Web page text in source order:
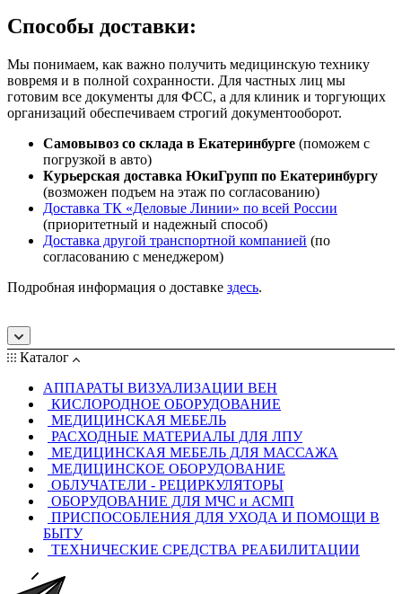
Способы доставки:
Мы понимаем, как важно получить медицинскую технику
вовремя и в полной сохранности. Для частных лиц мы
готовим все документы для ФСС, а для клиник и торгующих
организаций обеспечиваем строгий документооборот.
Самовывоз со склада в Екатеринбурге (поможем с
погрузкой в авто)
Курьерская доставка ЮкиГрупп по Екатеринбургу
(возможен подъем на этаж по согласованию)
Доставка ТК «Деловые Линии» по всей России
(приоритетный и надежный способ)
Доставка другой транспортной компанией (по
согласованию с менеджером)
Подробная информация о доставке здесь.
Каталог
АППАРАТЫ ВИЗУАЛИЗАЦИИ ВЕН
КИСЛОРОДНОЕ ОБОРУДОВАНИЕ
МЕДИЦИНСКАЯ МЕБЕЛЬ
РАСХОДНЫЕ МАТЕРИАЛЫ ДЛЯ ЛПУ
МЕДИЦИНСКАЯ МЕБЕЛЬ ДЛЯ МАССАЖА
МЕДИЦИНСКОЕ ОБОРУДОВАНИЕ
ОБЛУЧАТЕЛИ - РЕЦИРКУЛЯТОРЫ
ОБОРУДОВАНИЕ ДЛЯ МЧС и АСМП
ПРИСПОСОБЛЕНИЯ ДЛЯ УХОДА И ПОМОЩИ В
БЫТУ
ТЕХНИЧЕСКИЕ СРЕДСТВА РЕАБИЛИТАЦИИ